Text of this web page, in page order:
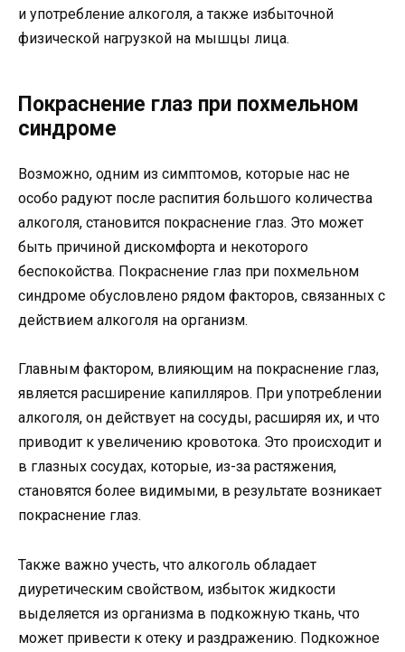
и употребление алкоголя, а также избыточной
физической нагрузкой на мышцы лица.
Покраснение глаз при похмельном
синдроме
Возможно, одним из симптомов, которые нас не
особо радуют после распития большого количества
алкоголя, становится покраснение глаз. Это может
быть причиной дискомфорта и некоторого
беспокойства. Покраснение глаз при похмельном
синдроме обусловлено рядом факторов, связанных с
действием алкоголя на организм.
Главным фактором, влияющим на покраснение глаз,
является расширение капилляров. При употреблении
алкоголя, он действует на сосуды, расширяя их, и что
приводит к увеличению кровотока. Это происходит и
в глазных сосудах, которые, из-за растяжения,
становятся более видимыми, в результате возникает
покраснение глаз.
Также важно учесть, что алкоголь обладает
диуретическим свойством, избыток жидкости
выделяется из организма в подкожную ткань, что
может привести к отеку и раздражению. Подкожное